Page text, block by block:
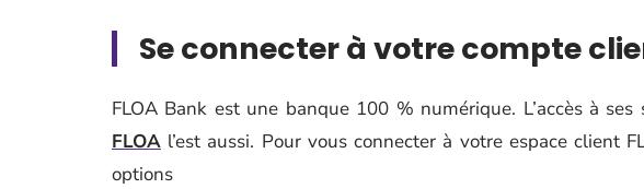
Se connecter à votre compte
FLOA Bank est une banque 100 % numérique. L’accès à ses
FLOA l’est aussi. Pour vous connecter à votre espace client
options